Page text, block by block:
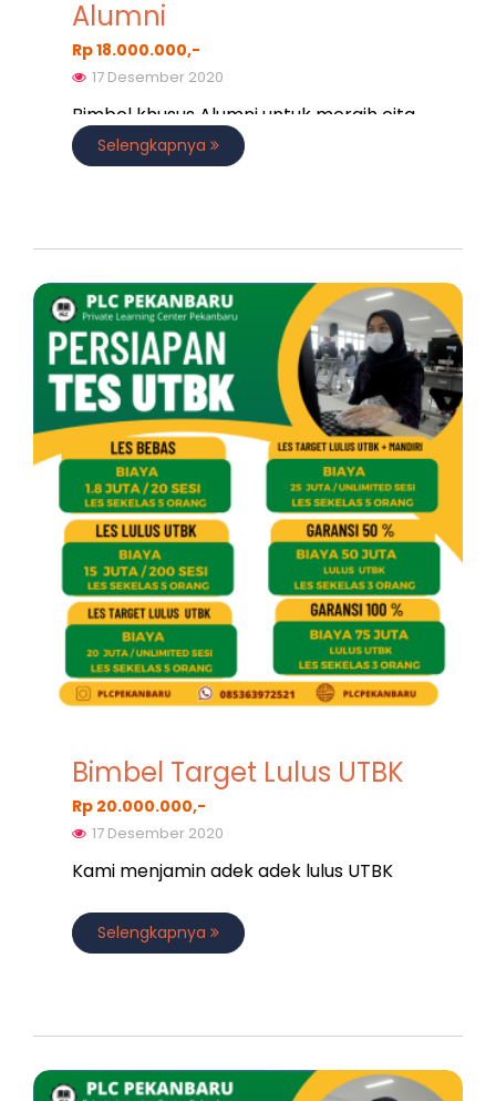
Alumni
Rp 18.000.000,-
17 Desember 2020
Bimbel khusus Alumni untuk meraih cita
citaSelengkapnya
Bimbel Target Lulus UTBK
Rp 20.000.000,-
17 Desember 2020
Kami menjamin adek adek lulus UTBK
Selengkapnya